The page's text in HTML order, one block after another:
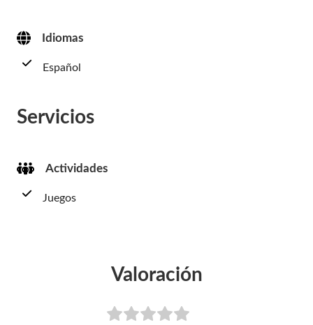
Idiomas
Español
Servicios
Actividades
Juegos
Valoración